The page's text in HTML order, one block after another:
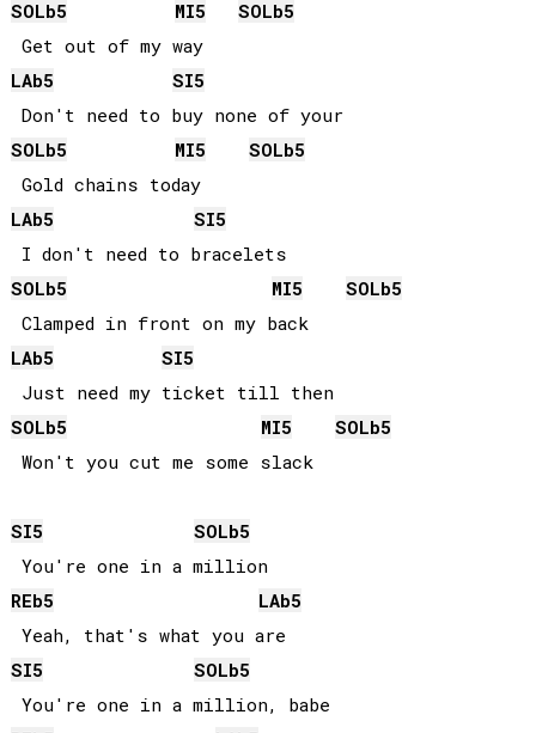
SOLb5 MI5 SOLb5
Get out of my way
LAb5 SI5
Don't need to buy none of your
SOLb5 MI5 SOLb5
Gold chains today
LAb5 SI5
SOLb5 MI5 SOLb5
Clamped in front on my back
LAb5 SI5
SOLb5 MI5 SOLb5
Won't you cut me some slack
SI5 SOLb5
REb5 LAb5
SI5 SOLb5